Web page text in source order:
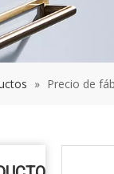
» Precio de